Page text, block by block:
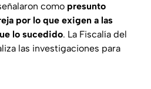
como presunto
por lo que exigen a las
lo sucedido. La Fiscalía del
las investigaciones para